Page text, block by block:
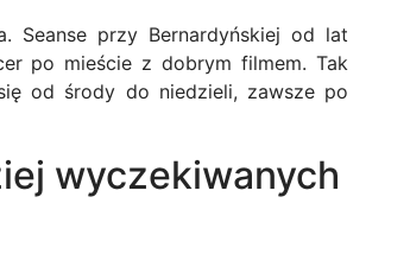
Seanse przy Bernardyńskiej od lat
po mieście z dobrym filmem. Tak
od środy do niedzieli, zawsze po
wyczekiwanych